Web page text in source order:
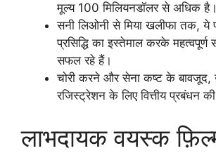
मूल्य 100 मिलियनडॉलर से अधिक है।
सनी लिओनी से मिया खलीफा तक, ये
प्रसिद्धि का इस्तेमाल करके महत्वपूर्ण
सफल रहे हैं।
चोरी करने और सेना कष्ट के बावजूद,
रजिस्ट्रेशन के लिए वित्तीय प्रबंधन
लाभदायक वयस्क